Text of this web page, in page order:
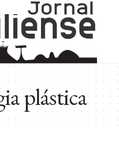
plástica